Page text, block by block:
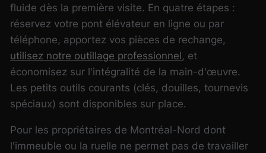
fluide dès la première visite. En quatre étapes :
réservez votre pont élévateur en ligne ou par
téléphone, apportez vos pièces de rechange,
utilisez notre outillage professionnel, et
économisez sur l'intégralité de la main-d'œuvre.
Les petits outils courants (clés, douilles, tournevis
spéciaux) sont disponibles sur place.
Pour les propriétaires de Montréal-Nord dont
l'immeuble ou la ruelle ne permet pas de travailler